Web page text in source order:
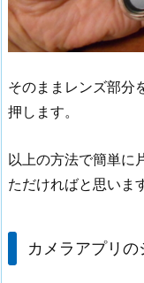
そのままレンズ部分
押します。
以上の方法で簡単に
ただければと思いま
カメラアプリ